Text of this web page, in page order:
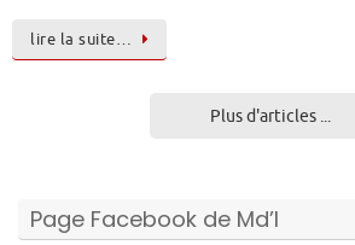
lire la suite…
Plus d'articles ...
Page Facebook de Md’I